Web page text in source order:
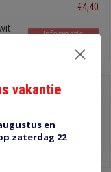
€4,40
Informatie
Informatie
vakantie
en
zaterdag 22